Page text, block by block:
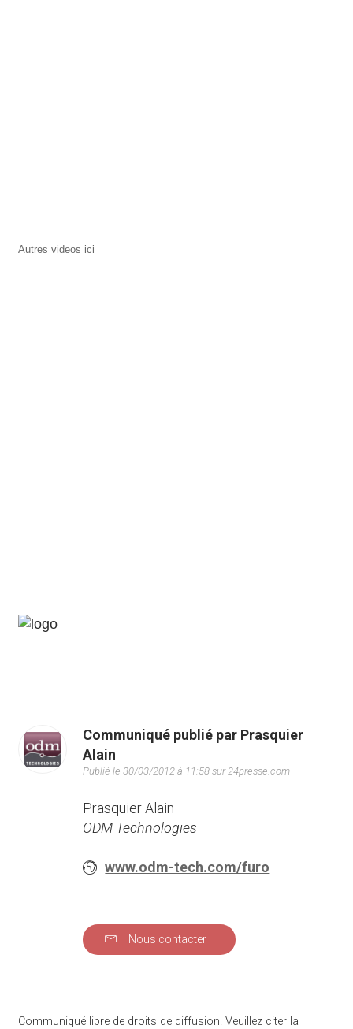
Autres videos ici
Communiqué publié par Prasquier
Alain
Publié le 30/03/2012 à 11:58 sur 24presse.com
Prasquier Alain
ODM Technologies
www.odm-tech.com/furo
Nous contacter
Communiqué libre de droits de diffusion. Veuillez citer la